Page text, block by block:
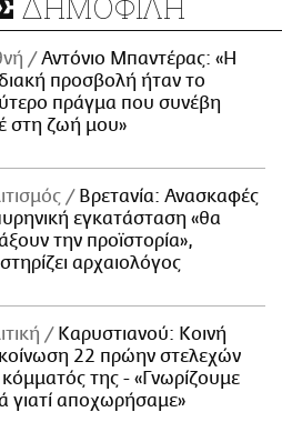
Αντόνιο Μπαντέρας: «Η
προσβολή ήταν το
πράγμα που συνέβη
στη ζωή μου»
Βρετανία: Ανασκαφές
εγκατάσταση «θα
την προϊστορία»,
αρχαιολόγος
Καρυστιανού: Κοινή
22 πρώην στελεχών
της - «Γνωρίζουμε
γιατί αποχωρήσαμε»